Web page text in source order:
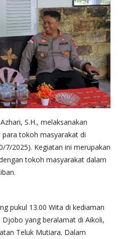
S.H., melaksanakan
tokoh masyarakat di
7/2025). Kegiatan ini merupakan
tokoh masyarakat dalam
pukul 13.00 Wita di kediaman
yang beralamat di Aikoli,
Teluk Mutiara. Dalam